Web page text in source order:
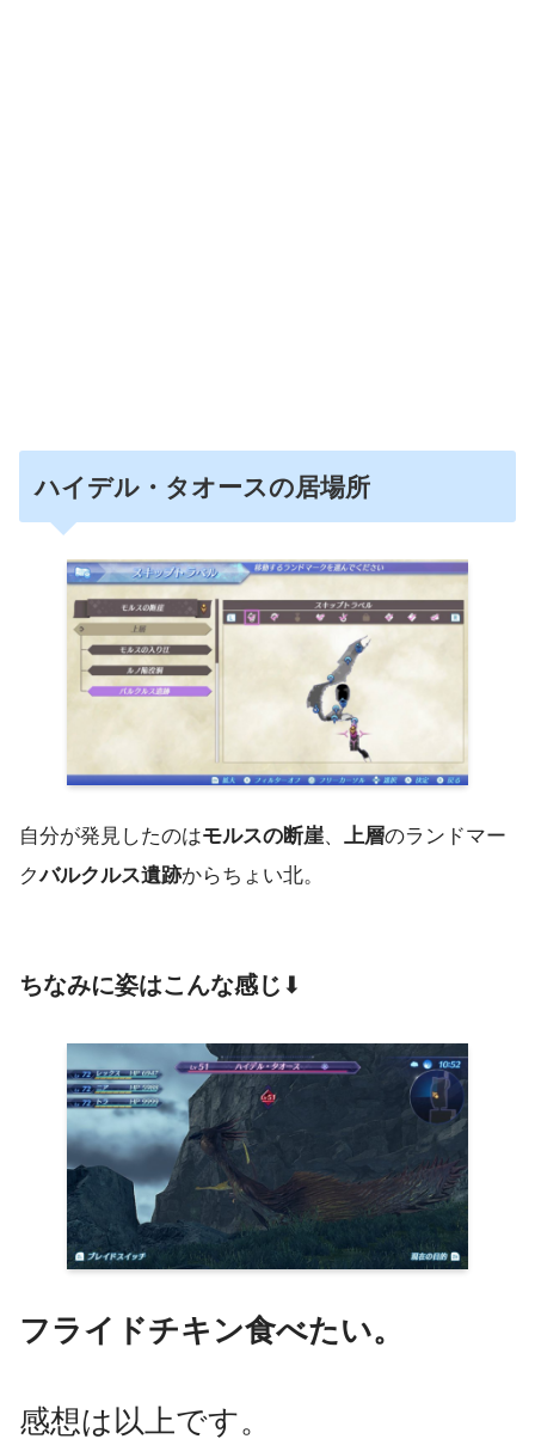
ハイデル・タオースの居場所
自分が発見したのはモルスの断崖、 上層のランドマー
クバルクルス遺跡からちょい北。
ちなみに姿はこんな感じ ⬇︎
フライドチキン食べたい。
感想は以上です。